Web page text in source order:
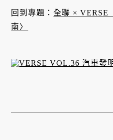
回到專題：全聯 × VERSE
南〉